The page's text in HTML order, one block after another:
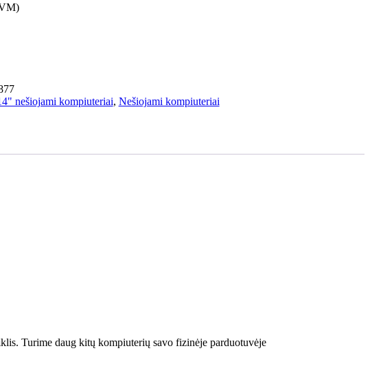
nešiojami kompiuteriai, Nešiojami kompiuteriai
Turime daug kitų kompiuterių savo fizinėje parduotuvėje